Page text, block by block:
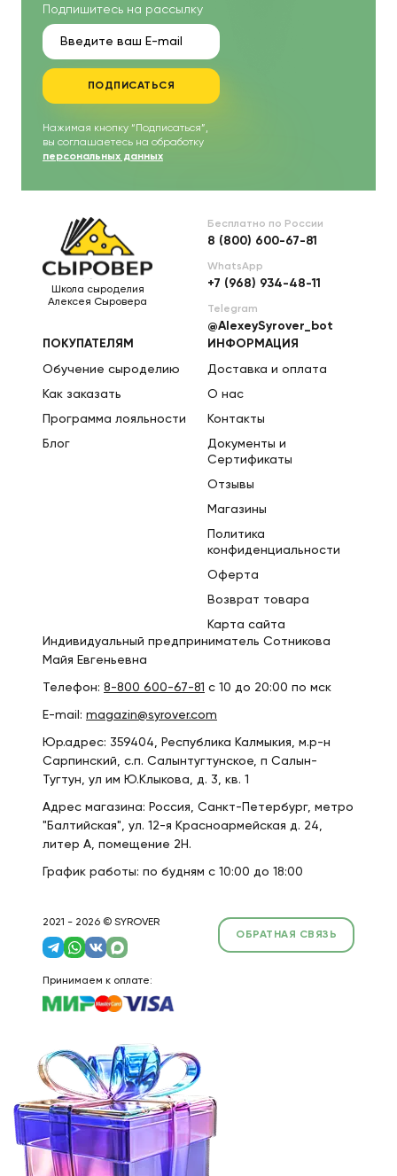
Подпишитесь на рассылку
ПОДПИСАТЬСЯ
Нажимая кнопку “Подписаться”,
вы соглашаетесь на обработку
персональных данных
Школа сыроделия
Алексея Сыровера
Бесплатно по России
8 (800) 600-67-81
WhatsApp
+7 (968) 934-48-11
Telegram
@AlexeySyrover_bot
ПОКУПАТЕЛЯМ
Обучение сыроделию
Как заказать
Программа лояльности
Блог
ИНФОРМАЦИЯ
Доставка и оплата
О нас
Контакты
Документы и
Сертификаты
Отзывы
Магазины
Политика
конфиденциальности
Оферта
Возврат товара
Карта сайта
Индивидуальный предприниматель Сотникова
Майя Евгеньевна
Телефон: 8-800 600-67-81 с 10 до 20:00 по мск
E-mail: magazin@syrover.com
Юр.адрес: 359404, Республика Калмыкия, м.р-н
Сарпинский, с.п. Салынтугтунское, п Салын-
Тугтун, ул им Ю.Клыкова, д. 3, кв. 1
Адрес магазина: Россия, Санкт-Петербург, метро
"Балтийская", ул. 12-я Красноармейская д. 24,
литер А, помещение 2Н.
График работы: по будням с 10:00 до 18:00
2021 - 2026 © SYROVER
ОБРАТНАЯ СВЯЗЬ
Принимаем к оплате: